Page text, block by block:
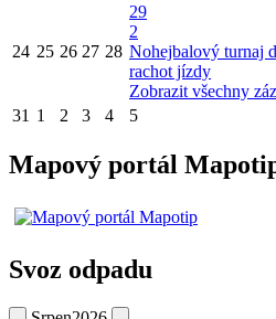
24 25 26 27 28
29
2
Nohejbalový turnaj
rachot jízdy
Zobrazit všechny
31 1 2 3 4 5
Mapový portál
Svoz odpadu